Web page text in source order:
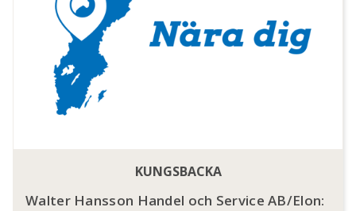
KUNGSBACKA
Walter Hansson Handel och Service AB/Elon: